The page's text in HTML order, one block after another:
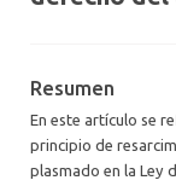
Resumen
En este artículo se
principio de
plasmado en la Ley